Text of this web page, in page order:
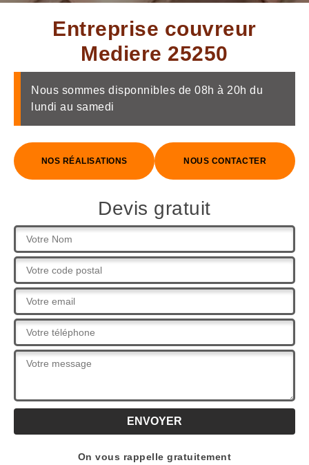
Entreprise couvreur
Mediere 25250
Nous sommes disponnibles de 08h à 20h du
lundi au samedi
NOS RÉALISATIONS NOUS CONTACTER
Devis gratuit
On vous rappelle gratuitement